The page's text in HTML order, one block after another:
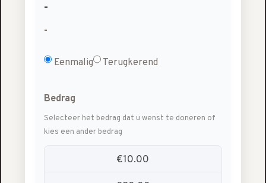
-
-
Eenmalig Terugkerend
Bedrag
Selecteer het bedrag dat u wenst te doneren of
kies een ander bedrag
€10.00